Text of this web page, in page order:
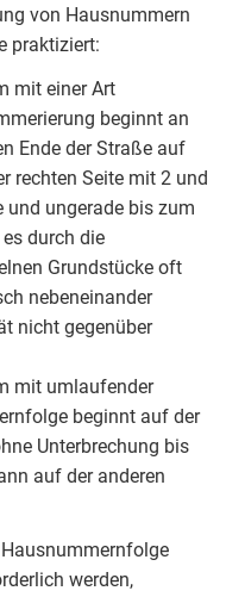
von Hausnummern
praktiziert:
mit einer Art
beginnt an
Ende der Straße auf
rechten Seite mit 2 und
ungerade bis zum
durch die
Grundstücke oft
nebeneinander
nicht gegenüber
mit umlaufender
beginnt auf der
Unterbrechung bis
auf der anderen
werden,